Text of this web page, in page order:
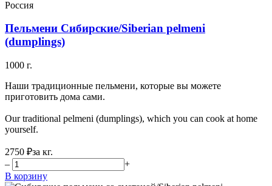
Россия
Пельмени Сибирские/Siberian pelmeni
(dumplings)
1000 г.
Наши традиционные пельмени, которые вы можете
приготовить дома сами.
Our traditional pelmeni (dumplings), which you can cook at home
yourself.
2750 ₽за кг.
–
+
В корзину